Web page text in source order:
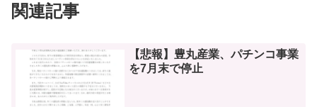
関連記事
【悲報】豊丸産業、パチンコ事業
を7月末で停止